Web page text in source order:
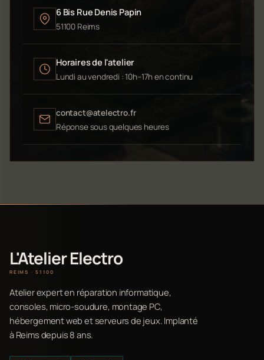
6 Bis Rue Denis Papin
51100 Reims
Horaires de l'atelier
Lundi au vendredi : 10h–17h en continu
contact@atelectro.fr
Réponse sous quelques heures
L'Atelier Electro
REIMS · 51100
Atelier expert en réparation informatique,
consoles, micro-soudure, montage PC,
hébergement web et serveurs de jeux. Implanté
à Reims depuis 8 ans.